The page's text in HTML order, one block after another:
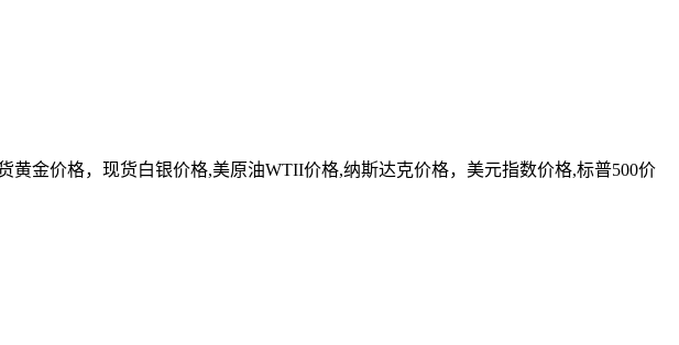
金价格，现货白银价格,美原油WTII价格,纳斯达克价格，美元指数价格,标普500价